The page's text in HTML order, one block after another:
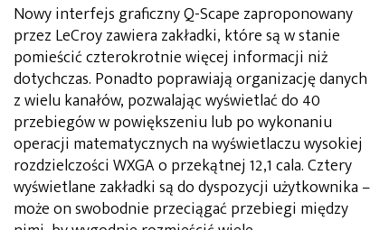
Nowy interfejs graficzny Q-Scape zaproponowany
przez LeCroy zawiera zakładki, które są w stanie
pomieścić czterokrotnie więcej informacji niż
dotychczas. Ponadto poprawiają organizację danych
z wielu kanałów, pozwalając wyświetlać do 40
przebiegów w powiększeniu lub po wykonaniu
operacji matematycznych na wyświetlaczu wysokiej
rozdzielczości WXGA o przekątnej 12,1 cala. Cztery
wyświetlane zakładki są do dyspozycji użytkownika –
może on swobodnie przeciągać przebiegi między